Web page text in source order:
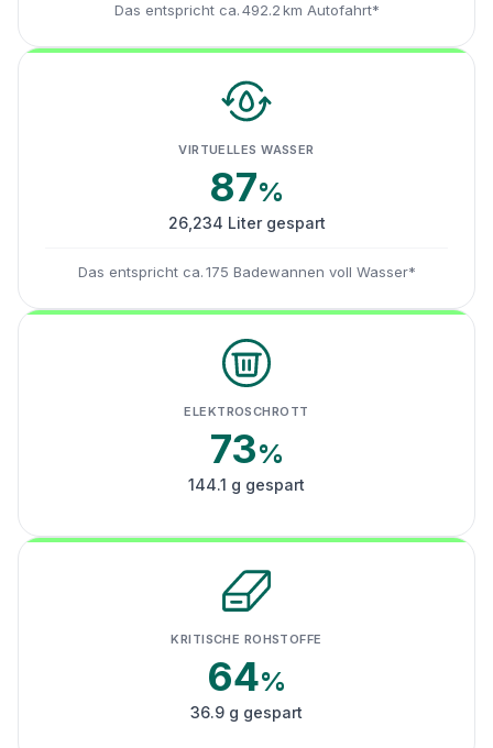
Das entspricht ca. 492.2 km Autofahrt*
VIRTUELLES WASSER
87%
26,234 Liter gespart
Das entspricht ca. 175 Badewannen voll Wasser*
ELEKTROSCHROTT
73%
144.1 g gespart
KRITISCHE ROHSTOFFE
64%
36.9 g gespart